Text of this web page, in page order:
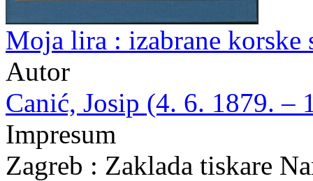
Moja lira : izabrane korske
Autor
Canić, Josip (4. 6. 1879. –
Impresum
Zagreb : Zaklada tiskare